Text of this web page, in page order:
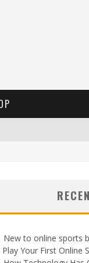
New to online sports
Your First Online